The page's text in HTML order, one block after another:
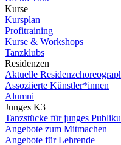
Kurse
Kursplan
Profitraining
Kurse & Workshops
Tanzklubs
Residenzen
Aktuelle
Assoziierte Künstler*innen
Alumni
Junges K3
Tanzstücke für junges
Angebote zum Mitmachen
Angebote für Lehrende